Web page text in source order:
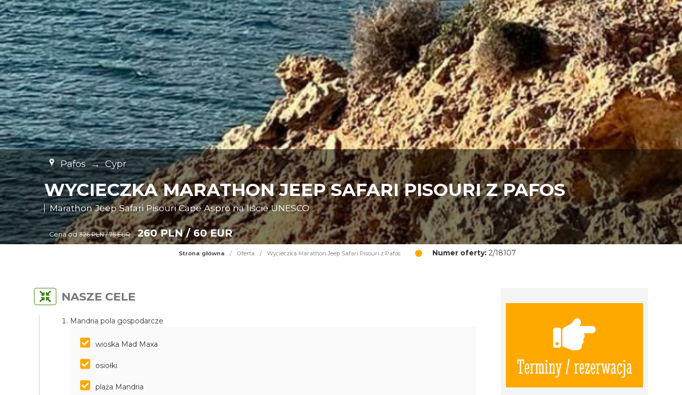
Pafos → Cypr
WYCIECZKA MARATHON JEEP SAFARI PISOURI Z PAFOS
Marathon Jeep Safari Pisouri Cape Aspro na liście UNESCO
Cena od 326 PLN / 75 EUR 260 PLN / 60 EUR
Strona główna / Oferta / Wycieczka Marathon Jeep Safari Pisouri z Pafos Numer oferty: 2/18107
Terminy / rezerwacja
NASZE CELE
Mandria pola gospodarcze
wioska Mad Maxa
osiołki
plaża Mandria